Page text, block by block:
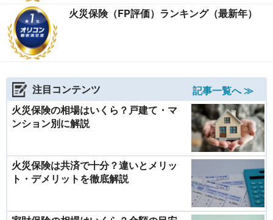
火災保険（FP評価）ランキング（最新年）
注目コンテンツ
記事一覧へ ≫
火災保険の相場はいくら？戸建て・マ
ンション別に解説
火災保険は共済で十分？違いとメリッ
ト・デメリットを徹底解説